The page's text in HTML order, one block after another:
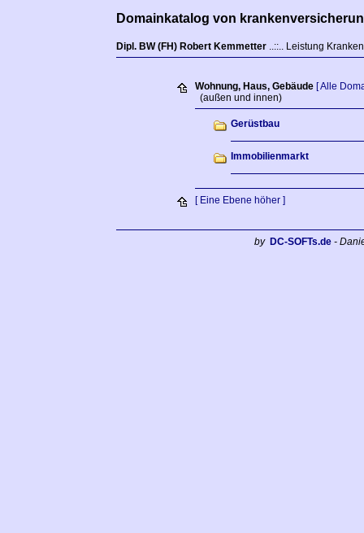
Domainkatalog von
Dipl. BW (FH) Robert Kemmetter ..::.. Leistung
Wohnung, Haus, Gebäude [ Alle
(außen und innen)
Gerüstbau
Immobilienmarkt
[ Eine Ebene höher ]
by DC-SOFTs.de -